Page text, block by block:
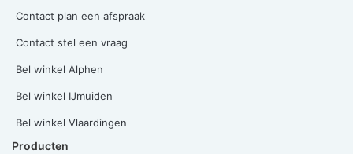
Contact plan een afspraak
Contact stel een vraag
Bel winkel Alphen
Bel winkel IJmuiden
Bel winkel Vlaardingen
Producten